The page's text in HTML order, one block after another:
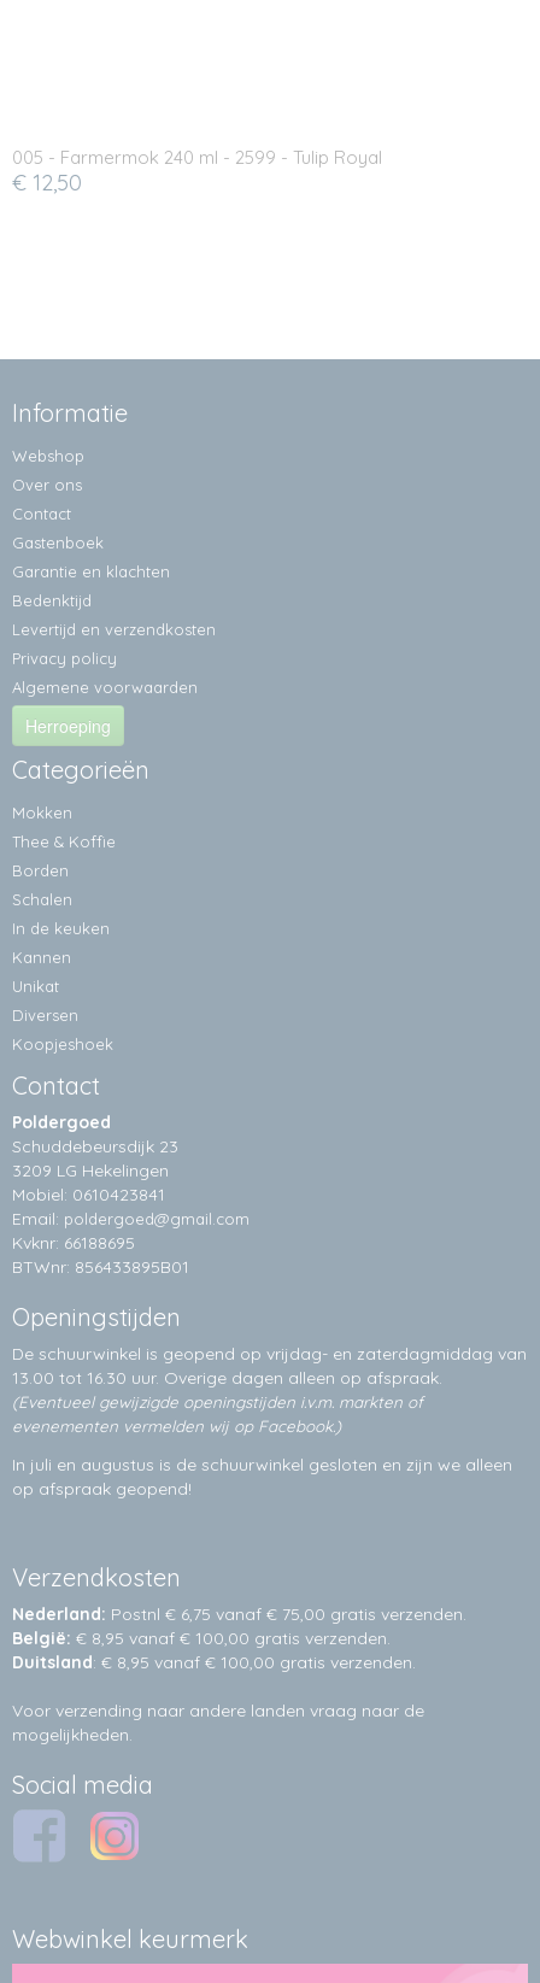
005 - Farmermok 240 ml - 2599 - Tulip Royal
€ 12,50
Informatie
Webshop
Over ons
Contact
Gastenboek
Garantie en klachten
Bedenktijd
Levertijd en verzendkosten
Privacy policy
Algemene voorwaarden
Herroeping
Categorieën
Mokken
Thee & Koffie
Borden
Schalen
In de keuken
Kannen
Unikat
Diversen
Koopjeshoek
Contact
Poldergoed
Schuddebeursdijk 23
3209 LG Hekelingen
Mobiel: 0610423841
Email: poldergoed@gmail.com
Kvknr: 66188695
BTWnr: 856433895B01
Openingstijden
De schuurwinkel is geopend op vrijdag- en zaterdagmiddag van
13.00 tot 16.30 uur. Overige dagen alleen op afspraak.
(Eventueel gewijzigde openingstijden i.v.m. markten of
evenementen vermelden wij op Facebook.)
In juli en augustus is de schuurwinkel gesloten en zijn we alleen
op afspraak geopend!
Verzendkosten
Nederland: Postnl € 6,75 vanaf € 75,00 gratis verzenden.
België: € 8,95 vanaf € 100,00 gratis verzenden.
Duitsland: € 8,95 vanaf € 100,00 gratis verzenden.
Voor verzending naar andere landen vraag naar de
mogelijkheden.
Social media
Webwinkel keurmerk